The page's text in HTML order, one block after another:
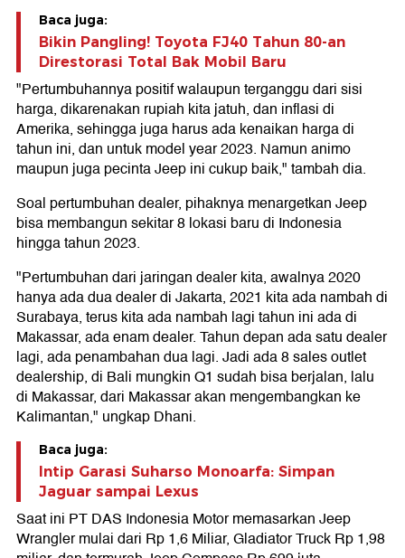
Baca juga:
Bikin Pangling! Toyota FJ40 Tahun 80-an
Direstorasi Total Bak Mobil Baru
"Pertumbuhannya positif walaupun terganggu dari sisi
harga, dikarenakan rupiah kita jatuh, dan inflasi di
Amerika, sehingga juga harus ada kenaikan harga di
tahun ini, dan untuk model year 2023. Namun animo
maupun juga pecinta Jeep ini cukup baik," tambah dia.
Soal pertumbuhan dealer, pihaknya menargetkan Jeep
bisa membangun sekitar 8 lokasi baru di Indonesia
hingga tahun 2023.
"Pertumbuhan dari jaringan dealer kita, awalnya 2020
hanya ada dua dealer di Jakarta, 2021 kita ada nambah di
Surabaya, terus kita ada nambah lagi tahun ini ada di
Makassar, ada enam dealer. Tahun depan ada satu dealer
lagi, ada penambahan dua lagi. Jadi ada 8 sales outlet
dealership, di Bali mungkin Q1 sudah bisa berjalan, lalu
di Makassar, dari Makassar akan mengembangkan ke
Kalimantan," ungkap Dhani.
Baca juga:
Intip Garasi Suharso Monoarfa: Simpan
Jaguar sampai Lexus
Saat ini PT DAS Indonesia Motor memasarkan Jeep
Wrangler mulai dari Rp 1,6 Miliar, Gladiator Truck Rp 1,98